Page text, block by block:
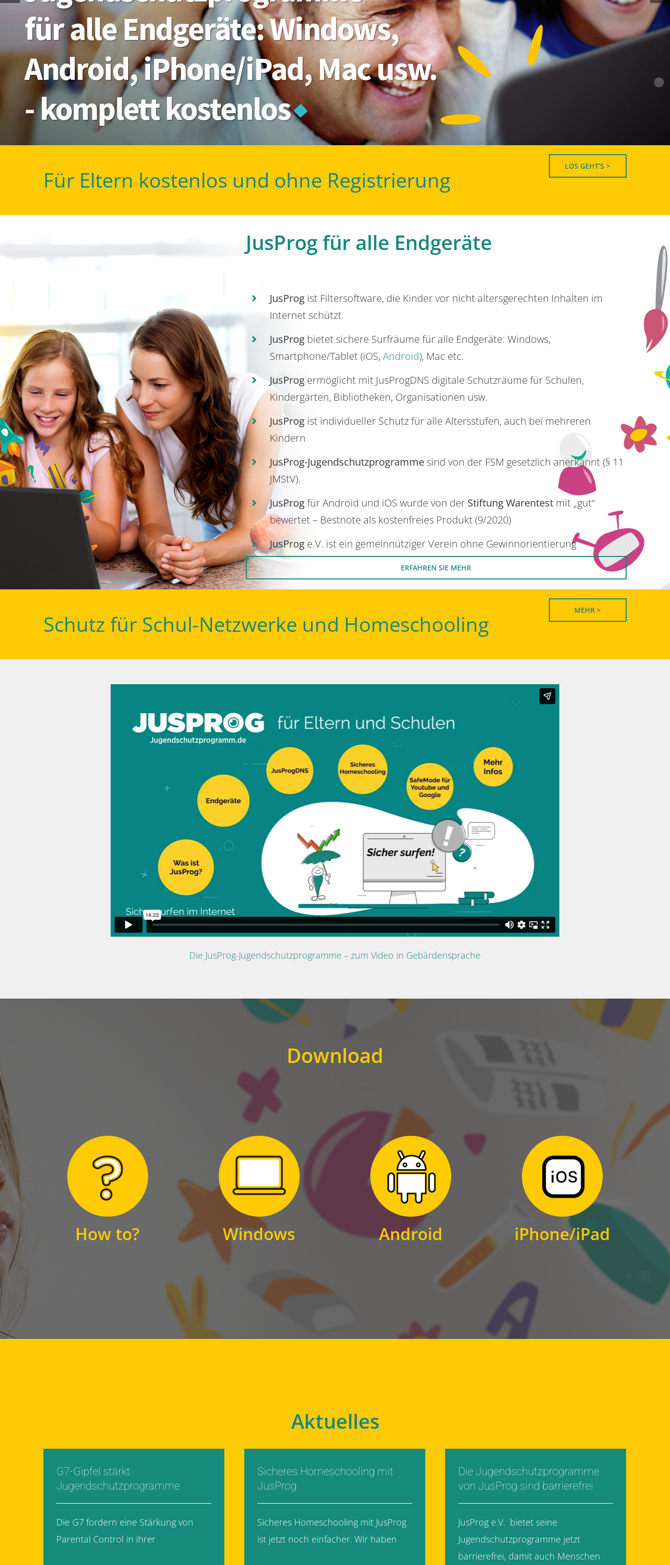
- komplett kostenlos
Android, iPhone/iPad, Mac usw.
für alle Endgeräte: Windows,
Für Eltern kostenlos und ohne Registrierung
LOS GEHT’S >
JusProg für alle Endgeräte
JusProgist Filtersoftware, die Kinder vor nicht altersgerechten Inhalten im
Internet schützt.
JusProgbietet sichere Surfräume für alle Endgeräte: Windows,
Smartphone/Tablet (iOS, Android), Mac etc.
JusProg ermöglicht mit JusProgDNS digitale Schutzräume für Schulen,
Kindergärten, Bibliotheken, Organisationen usw.
JusProgist individueller Schutz für alle Altersstufen, auch bei mehreren
Kindern
JusProg-Jugendschutzprogrammesind von der FSM gesetzlich anerkannt (§ 11
JMStV).
JusProgfür Android und iOS wurde von der Stiftung Warentestmit „gut“
bewertet – Bestnote als kostenfreies Produkt (9/2020)
JusProge.V. ist ein gemeinnütziger Verein ohne Gewinnorientierung
ERFAHREN SIE MEHR
Schutz für Schul-Netzwerke und Homeschooling
MEHR >
Die JusProg-Jugendschutzprogramme – zum Video in Gebärdensprache
Download
How to?
Hier finden Sie
Windows
Zum Download
für Windows
Android
Zum Download
für Android
iPhone/iPad
Zum Download
für iPhone und iPad
Aktuelles
G7-Gipfel stärkt
Jugendschutzprogramme
Die G7 fordern eine Stärkung von
Parental Control in ihrer
Sicheres Homeschooling mit
JusProg
Sicheres Homeschooling mit JusProg
ist jetzt noch einfacher. Wir haben
Die Jugendschutzprogramme
von JusProg sind barrierefrei
JusProg e.V. bietet seine
Jugendschutzprogramme jetzt
barrierefrei, damit auch Menschen